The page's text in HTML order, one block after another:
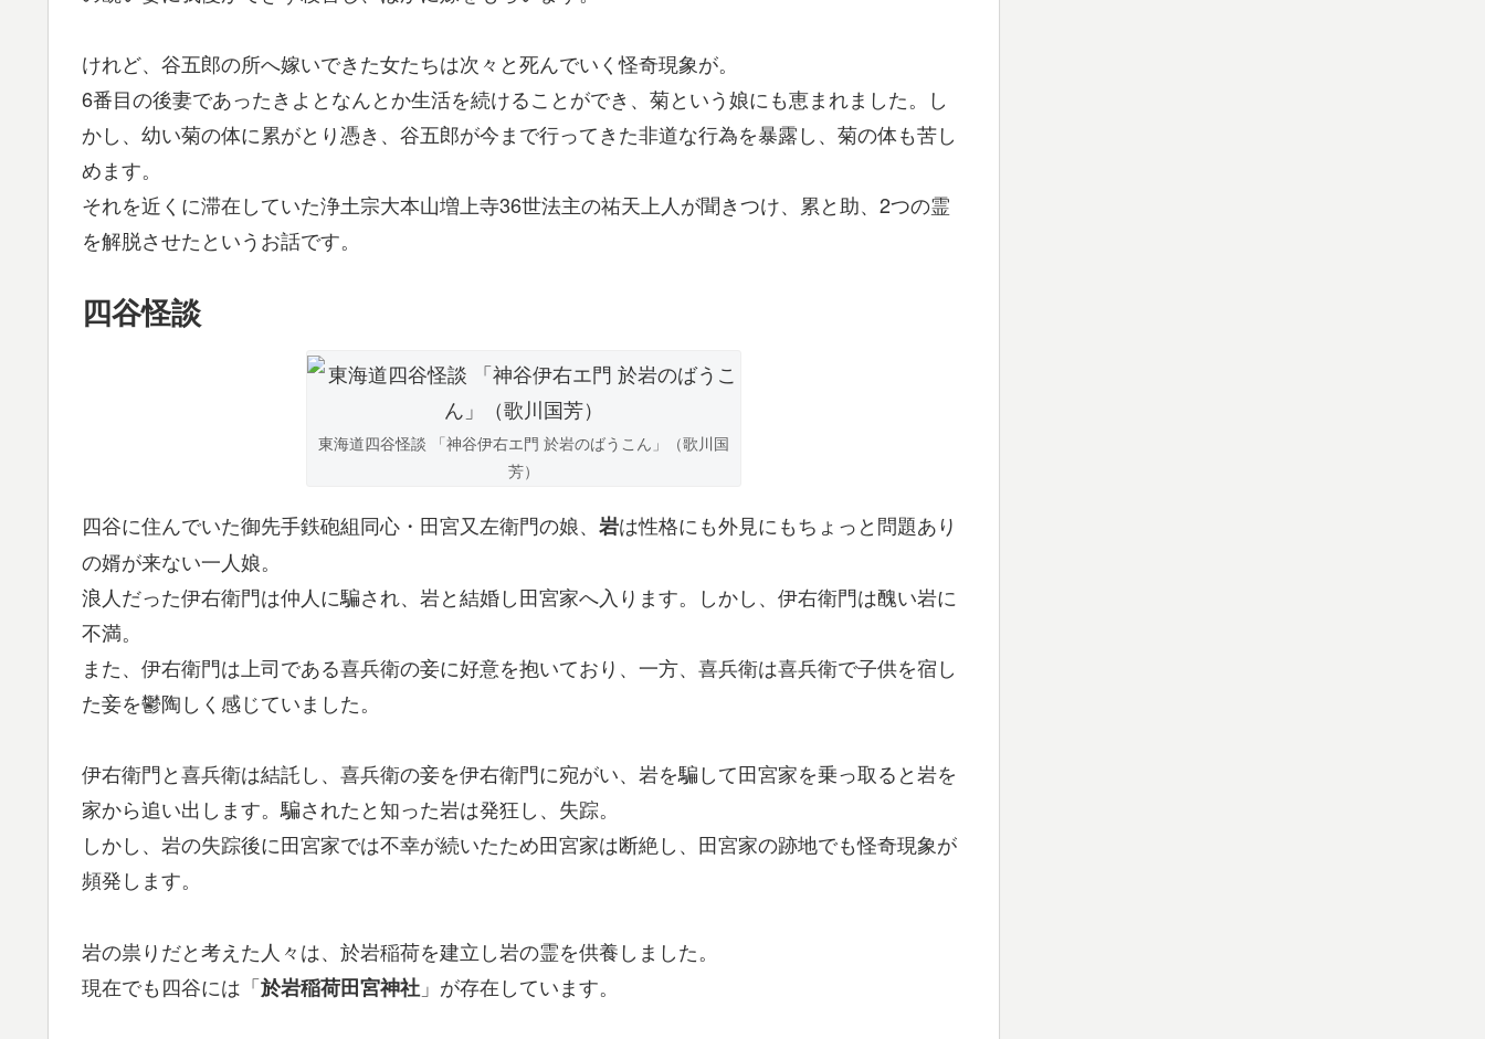
けれど、谷五郎の所へ嫁いできた女たちは次々と死んでいく怪奇現象が。
6番目の後妻であったきよとなんとか生活を続けることができ、菊という娘にも恵まれました。し
かし、幼い菊の体に累がとり憑き、谷五郎が今まで行ってきた非道な行為を暴露し、菊の体も苦し
めます。
それを近くに滞在していた浄土宗大本山増上寺36世法主の祐天上人が聞きつけ、累と助、2つの霊
を解脱させたというお話です。
四谷怪談
東海道四谷怪談 「神谷伊右エ門 於岩のばうこん」（歌川国
芳）
四谷に住んでいた御先手鉄砲組同心・田宮又左衛門の娘、 岩は性格にも外見にもちょっと問題あり
の婿が来ない一人娘。
浪人だった伊右衛門は仲人に騙され、岩と結婚し田宮家へ入ります。しかし、伊右衛門は醜い岩に
不満。
また、伊右衛門は上司である喜兵衛の妾に好意を抱いており、一方、喜兵衛は喜兵衛で子供を宿し
た妾を鬱陶しく感じていました。
伊右衛門と喜兵衛は結託し、喜兵衛の妾を伊右衛門に宛がい、岩を騙して田宮家を乗っ取ると岩を
家から追い出します。騙されたと知った岩は発狂し、失踪。
しかし、岩の失踪後に田宮家では不幸が続いたため田宮家は断絶し、田宮家の跡地でも怪奇現象が
頻発します。
岩の祟りだと考えた人々は、於岩稲荷を建立し岩の霊を供養しました。
現在でも四谷には「於岩稲荷田宮神社 」が存在しています。